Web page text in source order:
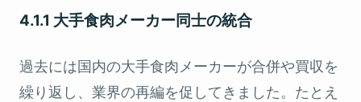
4.1.1 大手食肉メーカー同士の統合
過去には国内の大手食肉メーカーが合併や買収を
繰り返し、業界の再編を促してきました。たとえ